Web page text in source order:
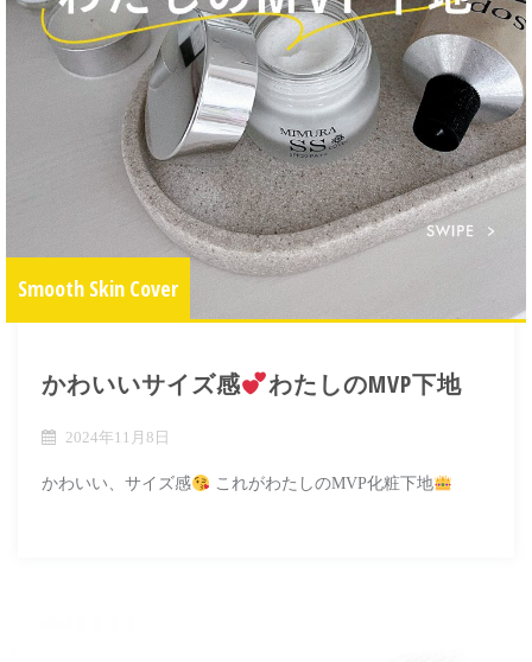
Smooth Skin Cover
かわいいサイズ感 わたしのMVP下地
2024年11月8日
かわいい、サイズ感 これがわたしのMVP化粧下地